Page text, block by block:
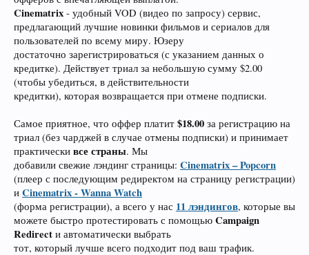
Cinematrix - удобный VOD (видео по запросу) сервис,
предлагающий лучшие новинки фильмов и сериалов для
пользователей по всему миру. Юзеру
достаточно зарегистрироваться (с указанием данных о
кредитке). Действует триал за небольшую сумму $2.00
(чтобы убедиться, в действительности
кредитки), которая возвращается при отмене подписки.
Самое приятное, что оффер платит $18.00 за регистрацию на
триал (без чарджей в случае отмены подписки) и принимает
практически все страны. Мы
добавили свежие лэндинг страницы: Cinematrix – Popcorn
(плеер с последующим редиректом на страницу регистрации)
и Cinematrix - Wanna Watch
(форма регистрации), а всего у нас 11 лэндингов, которые вы
можете быстро протестировать с помощью Campaign
Redirect и автоматически выбрать
тот, который лучше всего подходит под ваш трафик.